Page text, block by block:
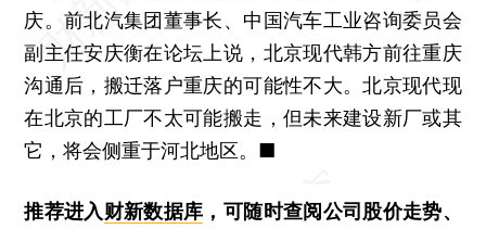
庆。前北汽集团董事长、中国汽车工业咨询委员会
副主任安庆衡在论坛上说，北京现代韩方前往重庆
沟通后，搬迁落户重庆的可能性不大。北京现代现
在北京的工厂不太可能搬走，但未来建设新厂或其
它，将会侧重于河北地区。■
推荐进入财新数据库 ，可随时查阅公司股价走势、